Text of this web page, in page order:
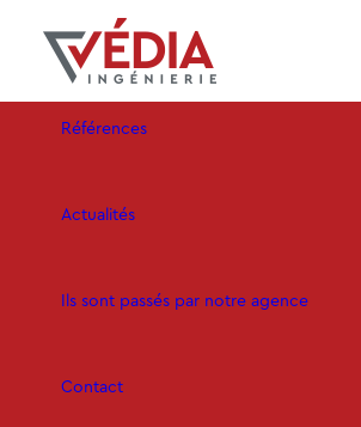
Domaines d’activité
Références
Actualités
Ils sont passés par notre agence
Contact
ACTUALITÉS